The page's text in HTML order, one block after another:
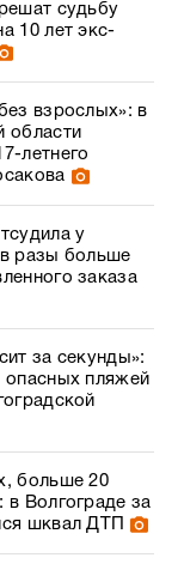
судьбу
10 лет экс-
взрослых»: в
области
летнего
у
разы больше
заказа
за секунды»:
опасных пляжей
больше 20
в Волгограде за
шквал ДТП